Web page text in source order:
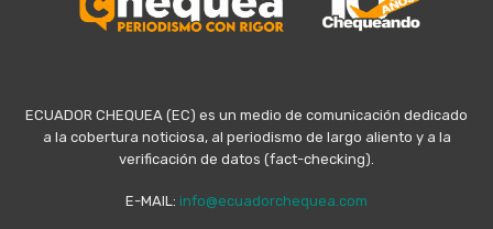
ECUADOR CHEQUEA (EC) es un medio de comunicación dedicado
a la cobertura noticiosa, al periodismo de largo aliento y a la
verificación de datos (fact-checking).
E-MAIL: info@ecuadorchequea.com